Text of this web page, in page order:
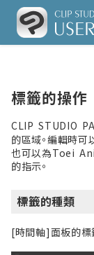
標籤的操作
CLIP STUDIO
的區域。編輯時可
也可以為Toei
的指示。
標籤的種類
[時間軸]面板的標